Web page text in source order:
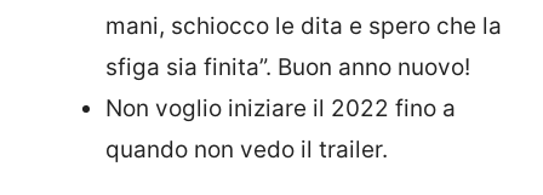
mani, schiocco le dita e spero che la
sfiga sia finita”. Buon anno nuovo!
Non voglio iniziare il 2022 fino a
quando non vedo il trailer.